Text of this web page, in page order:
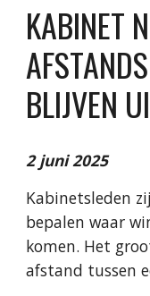
KABINET
BLIJVEN
2juni 2025
Kabinetsleden
bepalen waar
komen. Het
afstand tussen